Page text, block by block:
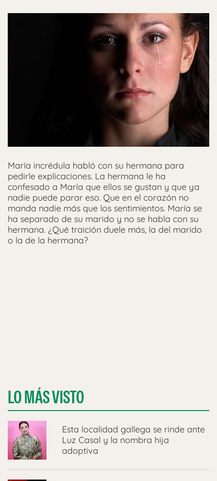
María incrédula habló con su hermana para
pedirle explicaciones. La hermana le ha
confesado a María que ellos se gustan y que ya
nadie puede parar eso. Que en el corazón no
manda nadie más que los sentimientos. María se
ha separado de su marido y no se habla con su
hermana. ¿Qué traición duele más, la del marido
o la de la hermana?
LO MÁS VISTO
Esta localidad gallega se rinde ante
Luz Casal y la nombra hija
adoptiva